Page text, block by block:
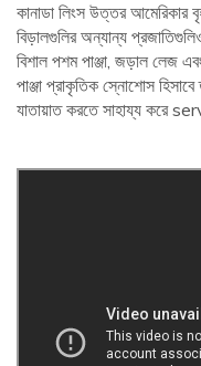
কানাডা লিংস উত্তর আমেরিকার
বিড়ালগুলির অন্যান্য
বিশাল পশম পাঞ্জা, জড়াল লেজ
পাঞ্জা প্রাকৃতিক স্নোশোস হিসাবে
যাতায়াত করতে সাহায্য করে